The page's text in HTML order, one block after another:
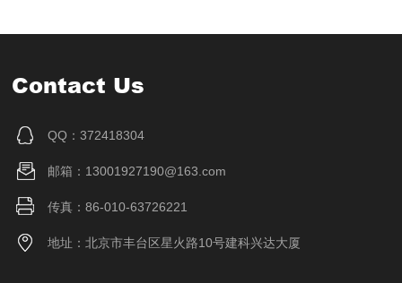
Contact Us
QQ：372418304
邮箱：13001927190@163.com
传真：86-010-63726221
地址：北京市丰台区星火路10号建科兴达大厦